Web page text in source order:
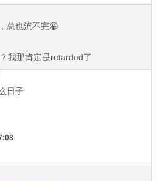
总也流不完😀
我那肯定是retarded了
日子